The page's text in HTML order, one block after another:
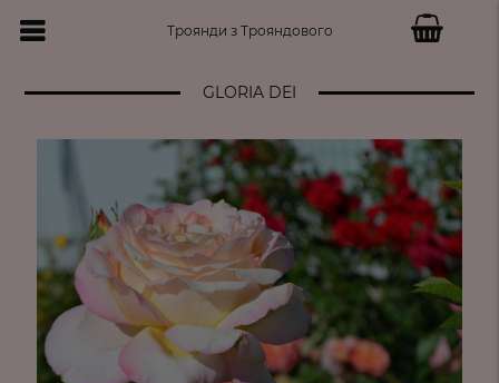
Троянди з Трояндового
GLORIA DEI